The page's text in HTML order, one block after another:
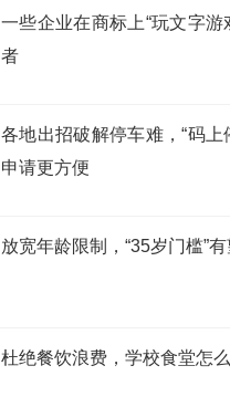
一些企业在商标上“玩文字游
者
各地出招破解停车难，“码上
申请更方便
放宽年龄限制，“35岁门槛”
杜绝餐饮浪费，学校食堂怎